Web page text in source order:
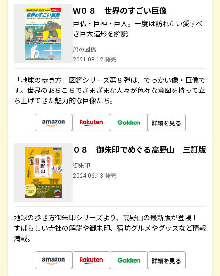
Ｗ０８ 世界のすごい巨像
巨仏・巨神・巨人。一度は訪れたい愛すべ
き巨大造形を解説
旅の図鑑
2021.08.12 発売
「地球の歩き方」図鑑シリーズ第８弾は、でっかい像・巨像で
す。世界のあちこちでさまざまな人々が色々な意図を持って立
ち上げてきた魅力的な巨像たち。
詳細を見る
０８ 御朱印でめぐる高野山 三訂版
御朱印
2024.06.13 発売
地球の歩き方御朱印シリーズより、高野山の最新版が登場！
すばらしい寺社の解説や御朱印、宿坊グルメやグッズなど情報
満載。
詳細を見る